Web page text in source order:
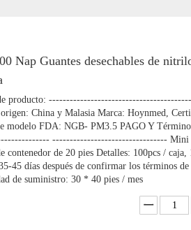
Nap Guantes desechables de
producto:
China y Malasia Marca: Hoynmed,
modelo FDA: NGB- PM3.5 PAGO Y
--------------------------------- Mini
contenedor de 20 pies Detalles: 100pcs /
45 días después de confirmar los términos
de suministro: 30 * 40 pies / mes